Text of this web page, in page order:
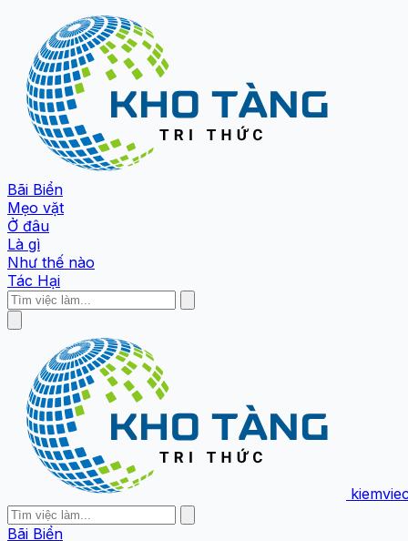
Bãi Biển
Mẹo vặt
Ở đâu
Là gì
Như thế nào
Tác Hại
Bãi Biển